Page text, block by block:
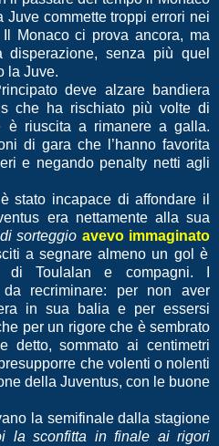
commette troppi errori nei
Monaco ci prova ancora, ma
senza più quel
la Juve.
deve alzare bandiera
che ha rischiato più volte di
è riuscita a rimanere a galla.
di gara che l’hanno favorita
e negando penalty netti agli
stato incapace di affondare il
era nettamente alla sua
sorteggio avevo immaginato
a segnare almeno un gol è
di Toulalan e compagni. I
recriminare: per non aver
in sua balia e per essersi
per un rigore che è sembrato
detto, sommato ai centimetri
che volenti o nolenti
della Juventus, con le buone
la semifinale dalla stagione
la sconfitta in finale ai rigori